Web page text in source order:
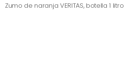
Zumo de naranja VERITAS, botella 1 litro